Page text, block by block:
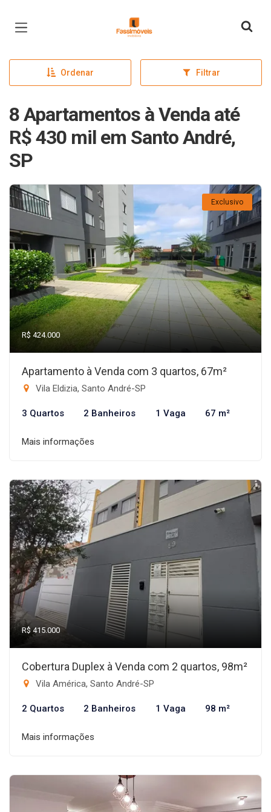
Página inicial
Ordenar Filtrar
8 Apartamentos à Venda até
R$ 430 mil em Santo André,
SP
Exclusivo
R$ 424.000
Apartamento à Venda com 3 quartos, 67m²
Vila Eldizia, Santo André-SP
3 Quartos 2 Banheiros 1 Vaga 67 m²
Mais informações
R$ 415.000
Cobertura Duplex à Venda com 2 quartos, 98m²
Vila América, Santo André-SP
2 Quartos 2 Banheiros 1 Vaga 98 m²
Mais informações